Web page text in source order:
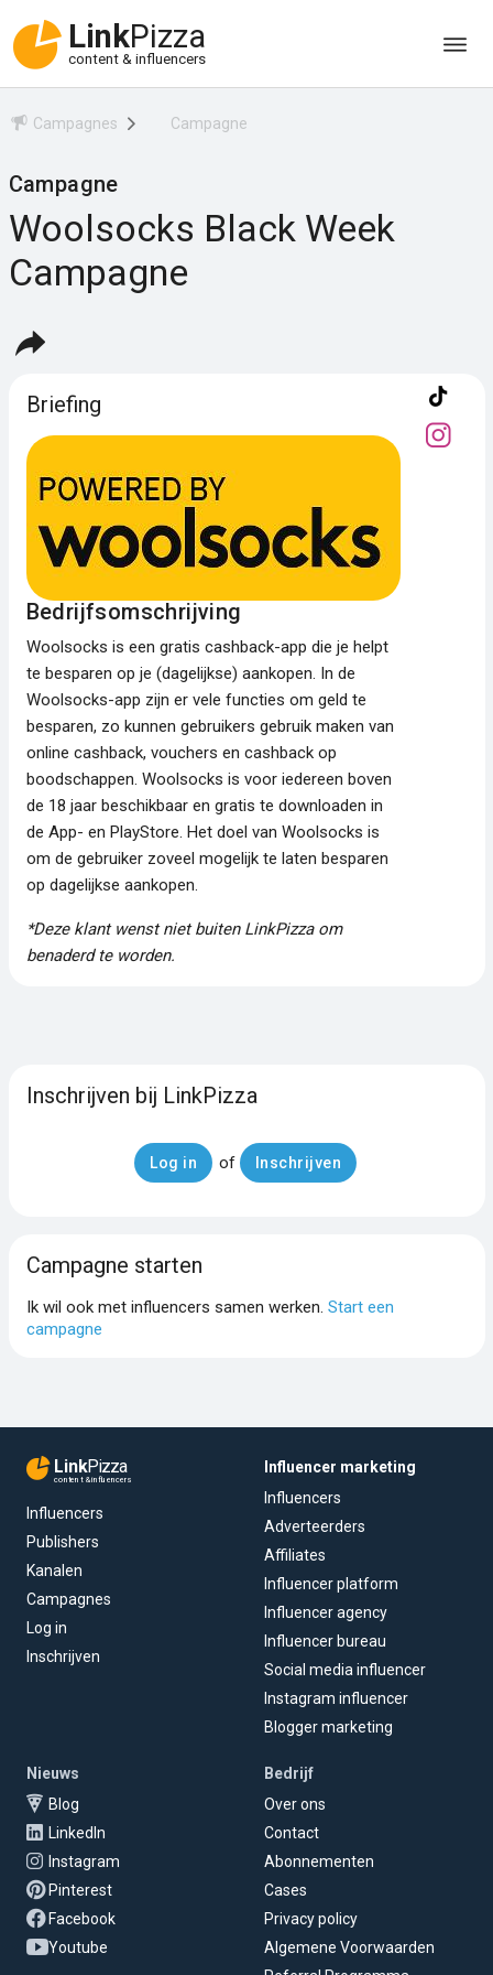
LinkPizza
content & influencers
Campagnes Campagne
Campagne
Woolsocks Black Week
Campagne
Briefing
Bedrijfsomschrijving
Woolsocks is een gratis cashback-app die je helpt
te besparen op je (dagelijkse) aankopen. In de
Woolsocks-app zijn er vele functies om geld te
besparen, zo kunnen gebruikers gebruik maken van
online cashback, vouchers en cashback op
boodschappen. Woolsocks is voor iedereen boven
de 18 jaar beschikbaar en gratis te downloaden in
de App- en PlayStore. Het doel van Woolsocks is
om de gebruiker zoveel mogelijk te laten besparen
op dagelijkse aankopen.
*Deze klant wenst niet buiten LinkPizza om
benaderd te worden.
Inschrijven bij LinkPizza
Log in of Inschrijven
Campagne starten
Ik wil ook met influencers samen werken. Start een
campagne
LinkPizza
content & influencers
Influencers
Publishers
Kanalen
Campagnes
Log in
Inschrijven
Influencer marketing
Influencers
Adverteerders
Affiliates
Influencer platform
Influencer agency
Influencer bureau
Social media influencer
Instagram influencer
Blogger marketing
Nieuws
Blog
LinkedIn
Instagram
Pinterest
Facebook
Youtube
Bedrijf
Over ons
Contact
Abonnementen
Cases
Privacy policy
Algemene Voorwaarden